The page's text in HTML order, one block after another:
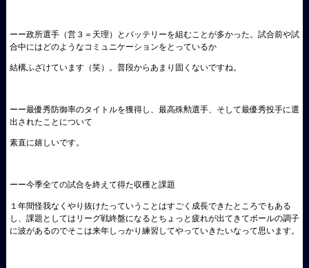
ーー政所選手（営３＝天理）
とバッテリーを組むことが多かった。試合前や試
合中にはどのようなコミュニケーションをとっているか
結構ふざけています（笑）。普段からあまり固くないですね。
ーー最優秀防御率のタイトルを獲得し、最高殊勲選手、そして最優秀投手に選
出されたことについて
素直に嬉しいです。
ーー今季全ての試合を終えて得た収穫と課題
１年間怪我なくやり抜けたっていうことはすごく成長できたところでもある
し、課題としてはリーグ戦終盤になるとちょっと疲れが出てきてボールの調子
に波があるのでそこは来年しっかり練習してやっていきたいなって思います。